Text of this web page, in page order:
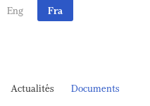
Eng Fra
Actualités Documents